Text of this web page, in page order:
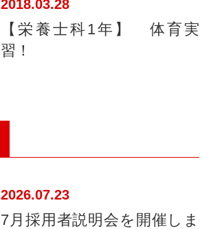
2018 03.28
【栄養士科1年】 体育実
習！
2026 07.23
7月採用者説明会を開催しま